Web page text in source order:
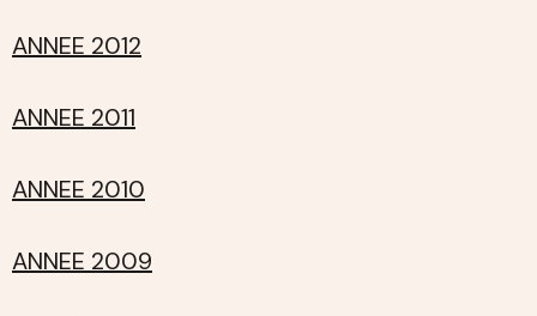
ANNEE 2012
ANNEE 2011
ANNEE 2010
ANNEE 2009